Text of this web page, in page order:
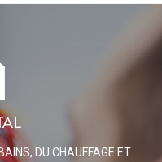
DU CHAUFFAGE ET